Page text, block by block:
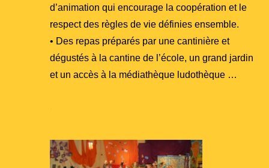
d’animation qui encourage la coopération et le
respect des règles de vie définies ensemble.
• Des repas préparés par une cantinière et
dégustés à la cantine de l’école, un grand jardin
et un accès à la médiathèque ludothèque …
.